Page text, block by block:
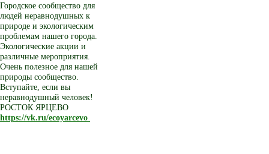
Городское сообщество для
людей неравнодушных к
природе и экологическим
проблемам нашего города.
Экологические акции и
различные мероприятия.
Очень полезное для нашей
природы сообщество.
Вступайте, если вы
неравнодушный человек!
РОСТОК ЯРЦЕВО
https://vk.ru/ecoyarcevo